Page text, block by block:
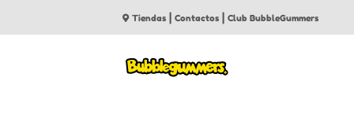
Tiendas |Contactos |Club BubbleGummers